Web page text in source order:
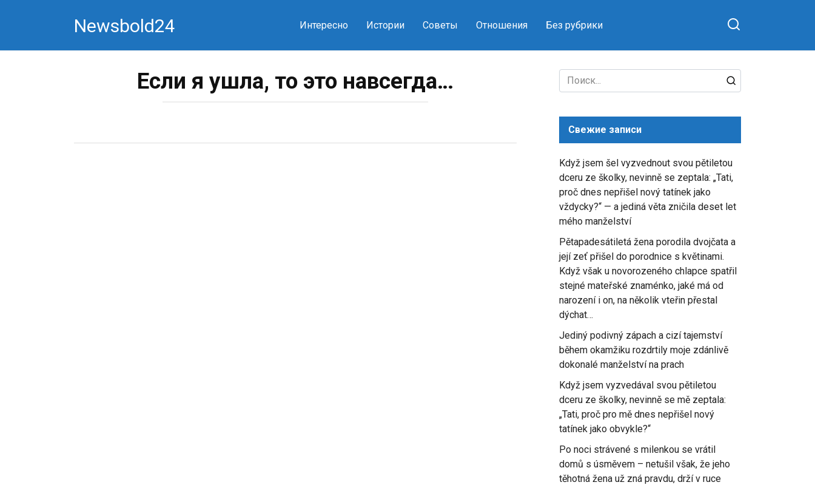
Newsbold24 Интересно Истории Советы Отношения Без рубрики
Если я ушла, то это навсегда…
Search
for:
Свежие записи
Když jsem šel vyzvednout svou pětiletou
dceru ze školky, nevinně se zeptala: „Tati,
proč dnes nepřišel nový tatínek jako
vždycky?“ — a jediná věta zničila deset let
mého manželství
Pětapadesátiletá žena porodila dvojčata a
její zeť přišel do porodnice s květinami.
Když však u novorozeného chlapce spatřil
stejné mateřské znaménko, jaké má od
narození i on, na několik vteřin přestal
dýchat…
Jediný podivný zápach a cizí tajemství
během okamžiku rozdrtily moje zdánlivě
dokonalé manželství na prach
Když jsem vyzvedával svou pětiletou
dceru ze školky, nevinně se mě zeptala:
„Tati, proč pro mě dnes nepřišel nový
tatínek jako obvykle?“
Po noci strávené s milenkou se vrátil
domů s úsměvem – netušil však, že jeho
těhotná žena už zná pravdu, drží v ruce